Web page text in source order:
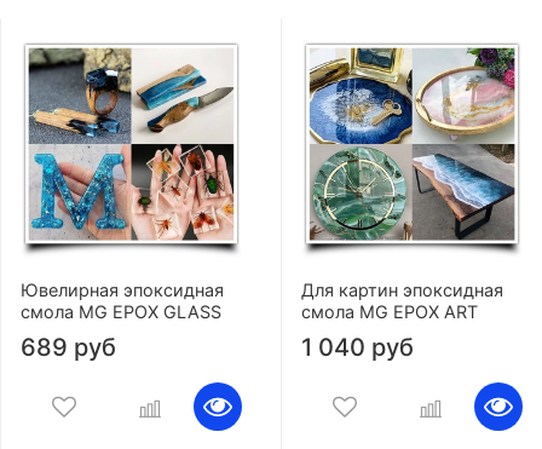
Ювелирная эпоксидная
смола MG EPOX GLASS
689 руб
Для картин эпоксидная
смола MG EPOX ART
1 040 руб